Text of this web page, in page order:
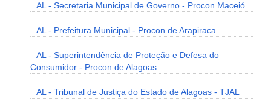
AL - Secretaria Municipal de Governo - Procon Maceió
AL - Prefeitura Municipal - Procon de Arapiraca
AL - Superintendência de Proteção e Defesa do
Consumidor - Procon de Alagoas
AL - Tribunal de Justiça do Estado de Alagoas - TJAL